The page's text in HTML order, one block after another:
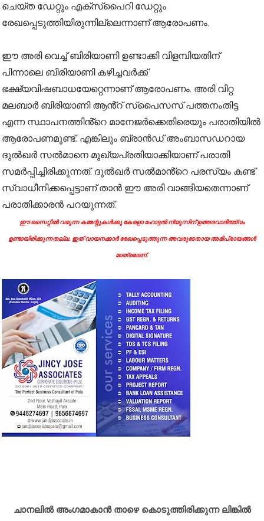
ചെയ്‌ത ഡേറ്റും എക്‌സ്‌പൈറി ഡേറ്റും
രേഖപ്പെടുത്തിയിരുന്നില്ലെന്നാണ് ആരോപണം.
ഈ അരി വെച്ച് ബിരിയാണി ഉണ്ടാക്കി വിളമ്പിയതിന്
പിന്നാലെ ബിരിയാണി കഴിച്ചവർക്ക്
ഭക്ഷ്യവിഷബാധയേറ്റെന്നാണ് ആരോപണം. അരി വിറ്റ
മലബാർ ബിരിയാണി ആൻ്റ് സ്പൈസസ് പത്തനംതിട്ട
എന്ന സ്ഥാപനത്തിൻ്റെ മാനേജർക്കെതിരെയും പരാതിയിൽ
ആരോപണമുണ്ട്. എങ്കിലും ബ്രാൻഡ് അംബാസഡറായ
ദുൽഖർ സൽമാനെ മുഖ്യപ്രതിയാക്കിയാണ് പരാതി
സമർപ്പിച്ചിരിക്കുന്നത്. ദുൽഖർ സൽമാൻ്റെ പരസ്യം കണ്ട്
സ്വാധീനിക്കപ്പെട്ടാണ് താൻ ഈ അരി വാങ്ങിയതെന്നാണ്
പരാതിക്കാരൻ പറയുന്നത്.
ഈ സൈറ്റിൽ വരുന്ന കമ്മന്റുകൾക്കു കേരളാ ഹോട്ടൽ ന്യൂസിന് ഉത്തരവാദിത്ത്വം
ഉണ്ടായിരിക്കുന്നതല്ല. ഇത് വായനക്കാർ രേഖപ്പെടുത്തുന്ന അവരുടേതായ അഭിപ്രായങ്ങൾ
മാത്രമാണ്.
ചാനലിൽ അംഗമാകാൻ താഴെ കൊടുത്തിരിക്കുന്ന ലിങ്കിൽ